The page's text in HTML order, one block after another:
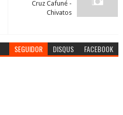
Cruz Cafuné -
Chivatos
SEGUIDOR DISQUS FACEBOOK